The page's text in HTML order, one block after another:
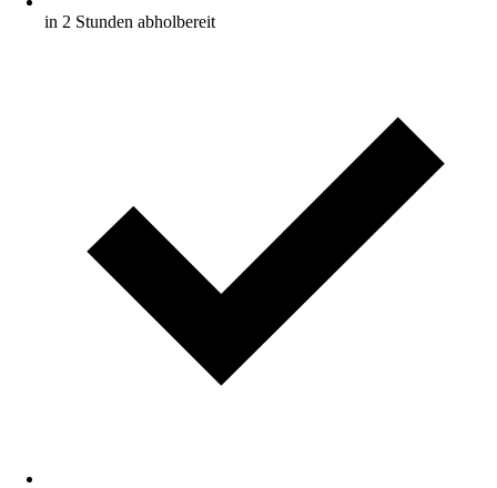
in 2 Stunden abholbereit